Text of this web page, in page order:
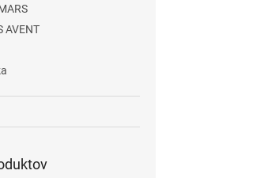
AVENT